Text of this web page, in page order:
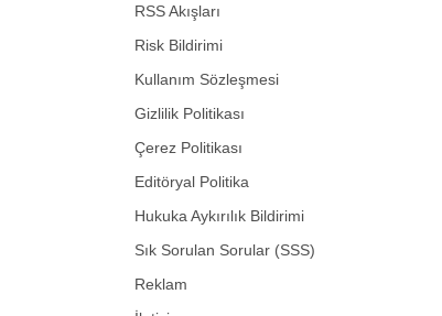
RSS Akışları
Risk Bildirimi
Kullanım Sözleşmesi
Gizlilik Politikası
Çerez Politikası
Editöryal Politika
Hukuka Aykırılık Bildirimi
Sık Sorulan Sorular (SSS)
Reklam